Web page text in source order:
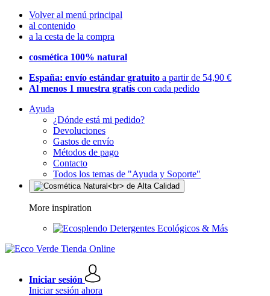
Volver al menú principal
al contenido
a la cesta de la compra
cosmética 100% natural
España: envío estándar gratuito a partir de 54,90 €
Al menos 1 muestra gratis con cada pedido
Ayuda
¿Dónde está mi pedido?
Devoluciones
Gastos de envío
Métodos de pago
Contacto
Todos los temas de "Ayuda y Soporte"
More inspiration
Detergentes Ecológicos & Más
Iniciar sesión
Iniciar sesión ahora